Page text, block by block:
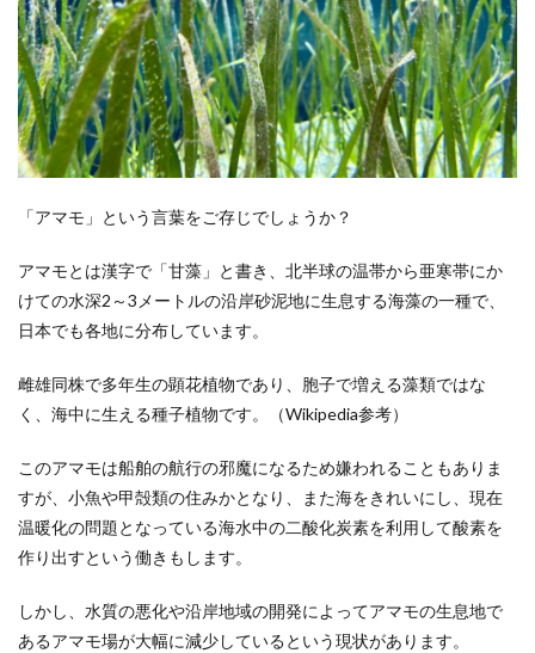
「アマモ」という言葉をご存じでしょうか？
アマモとは漢字で「甘藻」と書き、北半球の温帯から亜寒帯にか
けての水深2～3メートルの沿岸砂泥地に生息する海藻の一種で、
日本でも各地に分布しています。
雌雄同株で多年生の顕花植物であり、胞子で増える藻類ではな
く、海中に生える種子植物です。（Wikipedia参考）
このアマモは船舶の航行の邪魔になるため嫌われることもありま
すが、小魚や甲殻類の住みかとなり、また海をきれいにし、現在
温暖化の問題となっている海水中の二酸化炭素を利用して酸素を
作り出すという働きもします。
しかし、水質の悪化や沿岸地域の開発によってアマモの生息地で
あるアマモ場が大幅に減少しているという現状があります。